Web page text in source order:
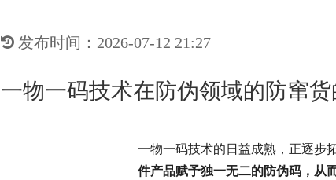
发布时间：2026-07-12 21:27
一物一码技术在防伪领域的防窜货
一物一码技术的日益成熟，正逐步
件产品赋予独一无二的防伪码，从